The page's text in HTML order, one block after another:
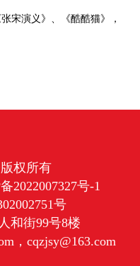
宋演义》、《酷酷猫》，
权所有
2022007327号-1
号
和街99号8楼
，cqzjsy@163.com